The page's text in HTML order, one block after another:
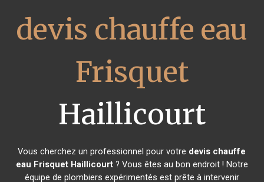
devis chauffe eau
Frisquet
Haillicourt
Vous cherchez un professionnel pour votre devis chauffe
eau Frisquet Haillicourt? Vous êtes au bon endroit ! Notre
équipe de plombiers expérimentés est prête à intervenir